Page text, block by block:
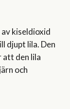
kiseldioxid
djupt lila. Den
att den lila
och